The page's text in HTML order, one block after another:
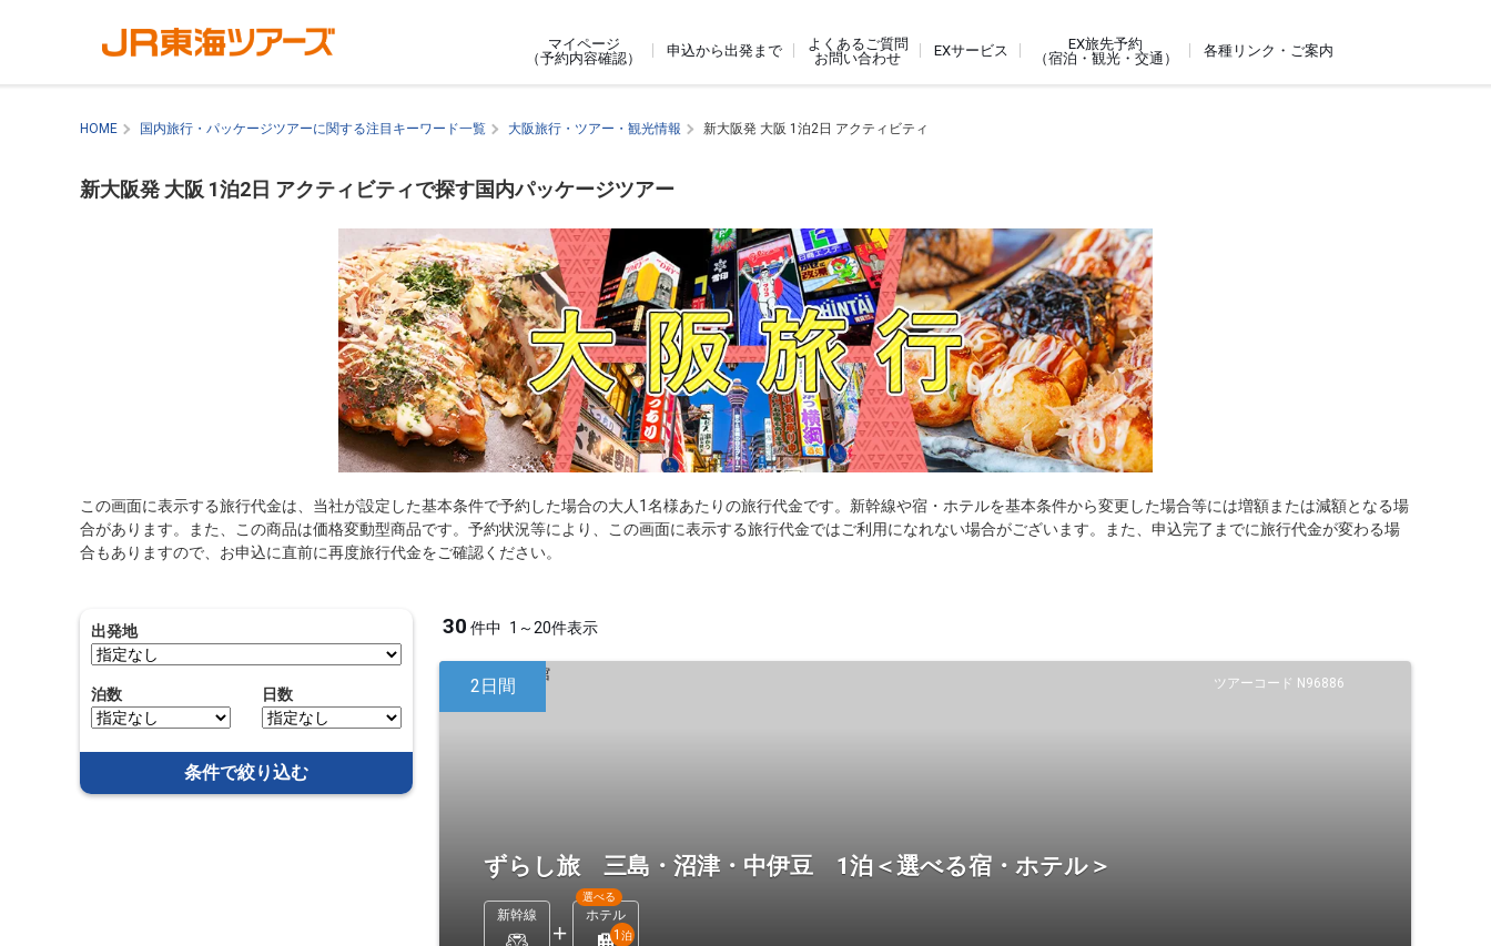
マイページ
（予約内容確認）
申込から出発まで
よくあるご質問
お問い合わせ
EXサービス
EX旅先予約
（宿泊・観光・交通）
各種リンク・ご案内
HOME 国内旅行・パッケージツアーに関する注目キーワード一覧 大阪旅行・ツアー・観光情報 新大阪発 大阪 1泊2日 アクティビティ
新大阪発 大阪 1泊2日 アクティビティで探す国内パッケージツアー
この画面に表示する旅行代金は、当社が設定した基本条件で予約した場合の大人1名様あたりの旅行代金です。新幹線や宿・ホテルを基本条件から変更した場合等には増額または減額となる場
合があります。また、この商品は価格変動型商品です。予約状況等により、この画面に表示する旅行代金ではご利用になれない場合がございます。また、申込完了までに旅行代金が変わる場
合もありますので、お申込に直前に再度旅行代金をご確認ください。
出発地
泊数 日数
条件で絞り込む
30 件中 1～20件表示
ツアーコード N96886
2日間
ずらし旅 三島・沼津・中伊豆 1泊＜選べる宿・ホテル＞
新幹線 ホテル
選べる
1 泊